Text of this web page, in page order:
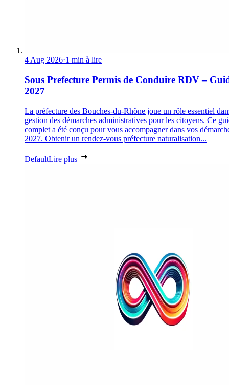
4 Aug 2026·1 min à lire
Sous Prefecture Permis de Conduire RDV –
2027
La préfecture des Bouches-du-Rhône joue un rôle essentiel
gestion des démarches administratives pour les citoyens. Ce
complet a été conçu pour vous accompagner dans vos
2027. Obtenir un rendez-vous préfecture naturalisation...
DefaultLire plus